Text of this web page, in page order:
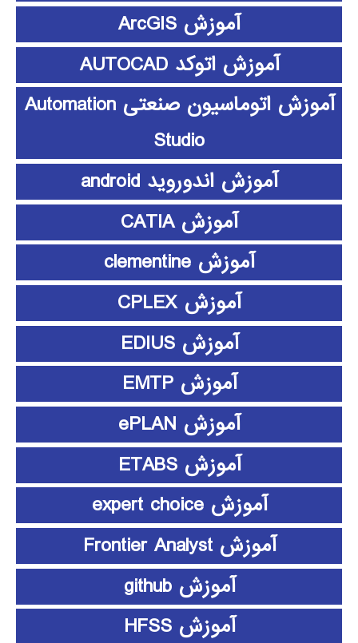
آموزش ArcGIS
آموزش اتوکد AUTOCAD
آموزش اتوماسیون صنعتی Automation
Studio
آموزش اندوروید android
آموزش CATIA
آموزش clementine
آموزش CPLEX
آموزش EDIUS
آموزش EMTP
آموزش ePLAN
آموزش ETABS
آموزش expert choice
آموزش Frontier Analyst
آموزش github
آموزش HFSS